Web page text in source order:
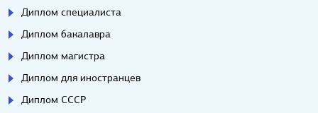
Диплом специалиста
Диплом бакалавра
Диплом магистра
Диплом для иностранцев
Диплом СССР